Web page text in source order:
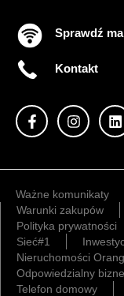
Sprawdź
Kontakt
Ważne komunikaty
Warunki zakupów
Polityka prywatności
Sieć#1
Nieruchomości
Odpowiedzialny
Telefon domowy